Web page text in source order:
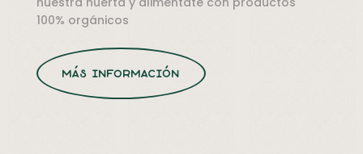
100% orgánicos
más información